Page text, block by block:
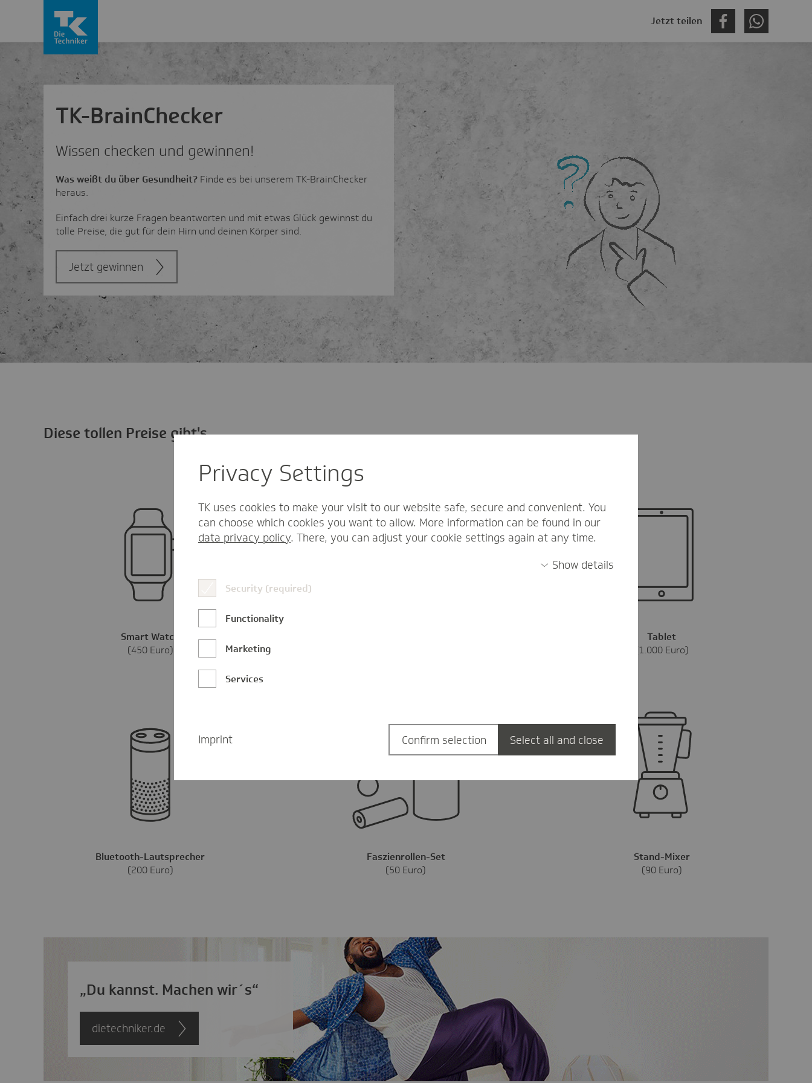
Jetzt teilen
TK-BrainChecker
Wissen checken und gewinnen!
Was weißt du über Gesundheit? Finde es bei unserem TK-BrainChecker
heraus.
Einfach drei kurze Fragen beantworten und mit etwas Glück gewinnst du
tolle Preise, die gut für dein Hirn und deinen Körper sind.
Jetzt gewinnen
Diese tollen Preise gibt's
Smart Watch
(450 Euro)
Tablet
(1.000 Euro)
Bluetooth-Lautsprecher
(200 Euro)
Faszienrollen-Set
(50 Euro)
Stand-Mixer
(90 Euro)
„Du kannst. Machen wir´s“
dietechniker.de
Privacy Settings
TK uses cookies to make your visit to our website safe, secure and convenient. You
can choose which cookies you want to allow. More information can be found in our
data privacy policy. There, you can adjust your cookie settings again at any time.
Show details
Security (required)
Functionality
Marketing
Services
Imprint Confirm selection Select all and close